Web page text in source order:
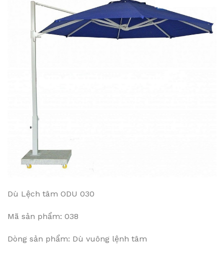
Dù Lệch tâm ODU 030
Mã sản phẩm: 038
Dòng sản phẩm: Dù vuông lệnh tâm